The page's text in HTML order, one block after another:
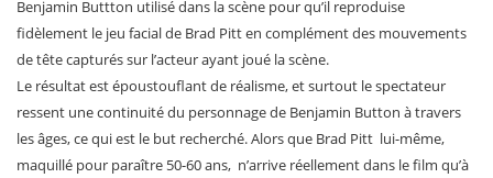
Benjamin Buttton utilisé dans la scène pour qu’il reproduise
fidèlement le jeu facial de Brad Pitt en complément des mouvements
de tête capturés sur l’acteur ayant joué la scène.
Le résultat est époustouflant de réalisme, et surtout le spectateur
ressent une continuité du personnage de Benjamin Button à travers
les âges, ce qui est le but recherché. Alors que Brad Pitt lui-même,
maquillé pour paraître 50-60 ans, n’arrive réellement dans le film qu’à